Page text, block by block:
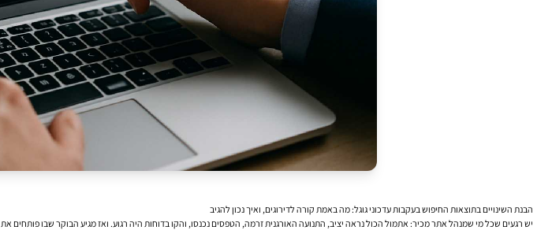
הבנת השינויים בתוצאות החיפוש בעקבות עדכוני גוגל: מה באמת קורה לדירוגים, ואיך נכון להגיב
יש רגעים שכל מי שמנהל אתר מכיר: אתמול הכול נראה יציב, התנועה האורגנית זרמה, הטפסים נכנסו, והקו בדוחות היה רגוע. ואז מגיע הבוקר שבו פותחים את Search Console ורואים שינוי. לא תמיד דרמה, לא תמיד התרסקות — אבל בהחלט תזוזה שמבהירה שמשהו בתוצאות החיפוש השתנה.